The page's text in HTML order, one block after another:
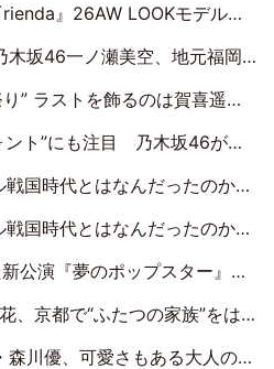
』26AW LOOKモデルに就任
地元福岡『めんべい25周年トップサポーター』に就任
…5年ぶりの登場に「5年分大人になった私を見ていただけたら」
乃木坂46が挑んだ書道パフォーマンスの舞台裏
梨紗「『ハロプロやりたかったな』って言ったら、夢眠ねむさんに『てめえはでんぱ組．incなんだよ！』って肩パンされて(笑)」
りか×安本彩花「TIFで10年ぶりのキョンシーメイクをしたら、場を完全に引かせてしまって。時代が変わったんだなって」
ップスター』 初日から全身全霊のステージ
はしご！ “母”黒谷友香に見送られ、“父”松岡昌宏とはハシゴ酒
優、可愛さもある大人の女性に